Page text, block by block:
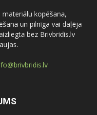
materiālu kopēšana,
un pilnīga vai daļēja
bez Brivbridis.lv